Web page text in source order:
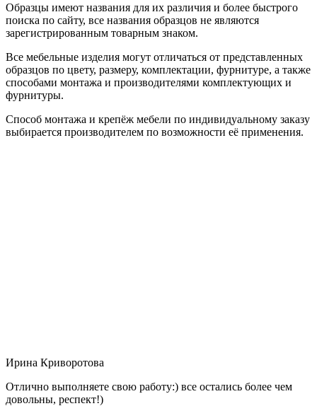
Образцы имеют названия для их различия и более быстрого
поиска по сайту, все названия образцов не являются
зарегистрированным товарным знаком.
Все мебельные изделия могут отличаться от представленных
образцов по цвету, размеру, комплектации, фурнитуре, а также
способами монтажа и производителями комплектующих и
фурнитуры.
Способ монтажа и крепёж мебели по индивидуальному заказу
выбирается производителем по возможности её применения.
Ирина Криворотова
Отлично выполняете свою работу:) все остались более чем
довольны, респект!)